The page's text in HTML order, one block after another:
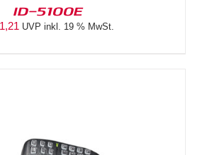
ID-5100E
UVP inkl. 19 % MwSt.